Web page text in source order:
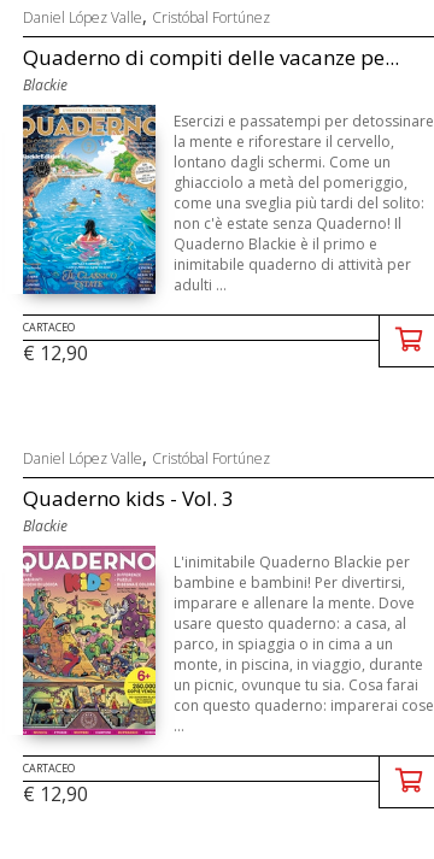
Daniel López Valle, Cristóbal Fortúnez
Quaderno di compiti delle vacanze pe...
Blackie
Esercizi e passatempi per detossinare
la mente e riforestare il cervello,
lontano dagli schermi. Come un
ghiacciolo a metà del pomeriggio,
come una sveglia più tardi del solito:
non c'è estate senza Quaderno! Il
Quaderno Blackie è il primo e
inimitabile quaderno di attività per
adulti ...
CARTACEO
€ 12,90
Daniel López Valle, Cristóbal Fortúnez
Quaderno kids - Vol. 3
Blackie
L'inimitabile Quaderno Blackie per
bambine e bambini! Per divertirsi,
imparare e allenare la mente. Dove
usare questo quaderno: a casa, al
parco, in spiaggia o in cima a un
monte, in piscina, in viaggio, durante
un picnic, ovunque tu sia. Cosa farai
con questo quaderno: imparerai cose
...
CARTACEO
€ 12,90